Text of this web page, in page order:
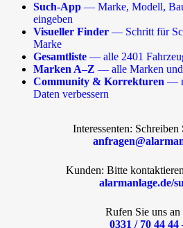
Such-App — Marke, Modell,
eingeben
Visueller Finder — Schritt für
Marke
Gesamtliste — alle 2401
Marken A–Z — alle Marken
Community & Korrekturen —
Daten verbessern
Interessenten: Schreiben
Kunden: Bitte
alarmanlage.de/
Rufen Sie uns an
0331 / 70 44 44